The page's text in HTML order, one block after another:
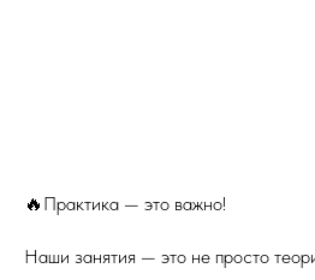
🔥Практика — это важно!
Наши занятия — это не просто